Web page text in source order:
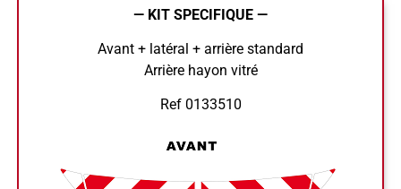
— KIT SPECIFIQUE —
Avant + latéral + arrière standard
Arrière hayon vitré
Ref 0133510